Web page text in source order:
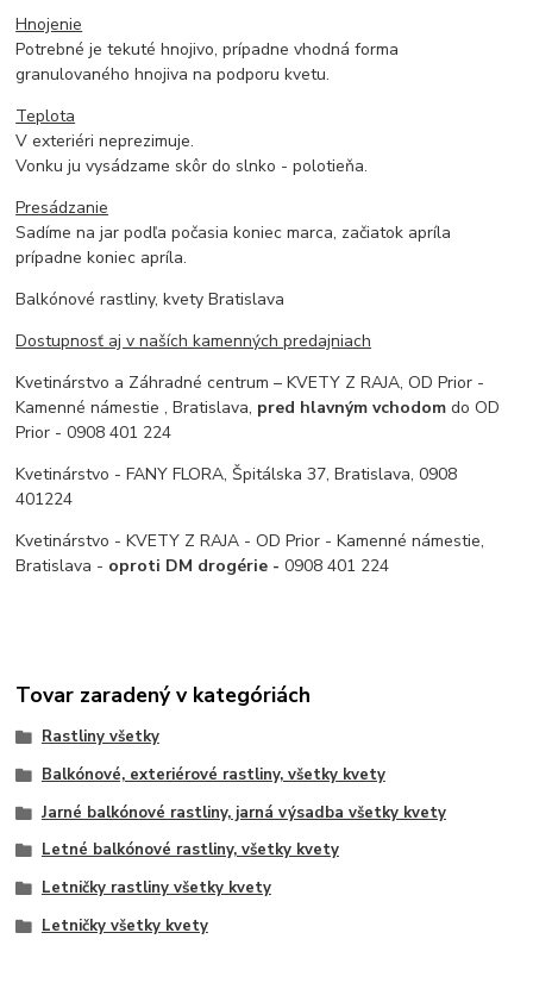
Hnojenie
Potrebné je tekuté hnojivo, prípadne vhodná forma
granulovaného hnojiva na podporu kvetu.
Teplota
V exteriéri neprezimuje.
Vonku ju vysádzame skôr do slnko - polotieňa.
Presádzanie
Sadíme na jar podľa počasia koniec marca, začiatok apríla
prípadne koniec apríla.
Balkónové rastliny, kvety Bratislava
Dostupnosť aj v naších kamenných predajniach
Kvetinárstvo a Záhradné centrum – KVETY Z RAJA, OD Prior -
Kamenné námestie , Bratislava, pred hlavným vchodom do OD
Prior - 0908 401 224
Kvetinárstvo - FANY FLORA, Špitálska 37, Bratislava, 0908
401224
Kvetinárstvo - KVETY Z RAJA - OD Prior - Kamenné námestie,
Bratislava - oproti DM drogérie -0908 401 224
Tovar zaradený v kategóriách
Rastliny všetky
Balkónové, exteriérové rastliny, všetky kvety
Jarné balkónové rastliny, jarná výsadba všetky kvety
Letné balkónové rastliny, všetky kvety
Letničky rastliny všetky kvety
Letničky všetky kvety